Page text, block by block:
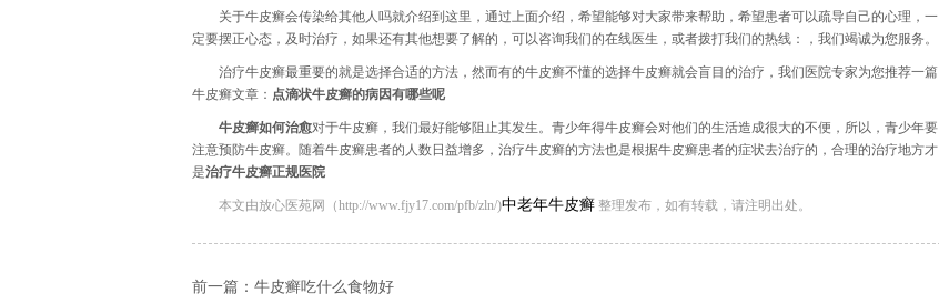
关于牛皮癣会传染给其他人吗就介绍到这里，通过上面介绍，希望能够对大家带来帮助，希望患者可以疏导自己的心理，一
定要摆正心态，及时治疗，如果还有其他想要了解的，可以咨询我们的在线医生，或者拨打我们的热线：，我们竭诚为您服务。
治疗牛皮癣最重要的就是选择合适的方法，然而有的牛皮癣不懂的选择牛皮癣就会盲目的治疗，我们医院专家为您推荐一篇
牛皮癣文章： 点滴状牛皮癣的病因有哪些呢
牛皮癣如何治愈对于牛皮癣，我们最好能够阻止其发生。青少年得牛皮癣会对他们的生活造成很大的不便，所以，青少年要
注意预防牛皮癣。随着牛皮癣患者的人数日益增多，治疗牛皮癣的方法也是根据牛皮癣患者的症状去治疗的，合理的治疗地方才
是治疗牛皮癣正规医院
本文由放心医苑网（http://www.fjy17.com/pfb/zln/)中老年牛皮癣 整理发布，如有转载，请注明出处。
前一篇： 牛皮癣吃什么食物好